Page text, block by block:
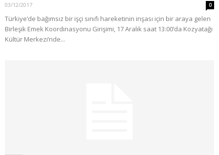
03/12/2017 0
Türkiye’de bağımsız bir işçi sınıfı hareketinin inşası için bir araya gelen
Birleşik Emek Koordinasyonu Girişimi, 17 Aralık saat 13:00’da Kozyatağı
Kültür Merkezi’nde...